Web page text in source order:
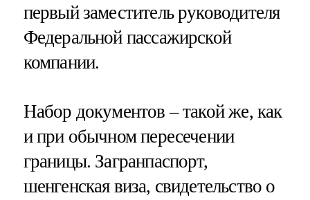
первый заместитель руководителя
Федеральной пассажирской
компании.
Набор документов – такой же, как
и при обычном пересечении
границы. Загранпаспорт,
шенгенская виза, свидетельство о